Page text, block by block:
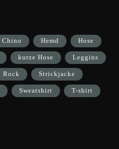
Chino Hemd Hose
kurze Hose Leggins
Rock Strickjacke
Sweatshirt T-shirt